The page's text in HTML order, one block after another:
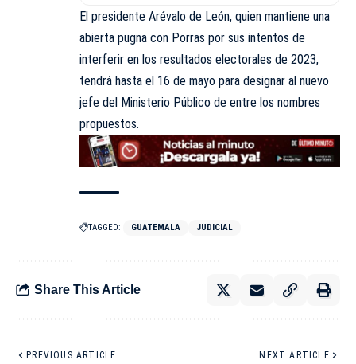
El presidente Arévalo de León, quien mantiene una
abierta pugna con Porras por sus intentos de
interferir en los resultados electorales de 2023,
tendrá hasta el 16 de mayo para designar al nuevo
jefe del Ministerio Público de entre los nombres
propuestos.
TAGGED: GUATEMALA JUDICIAL
Share This Article
PREVIOUS ARTICLE NEXT ARTICLE